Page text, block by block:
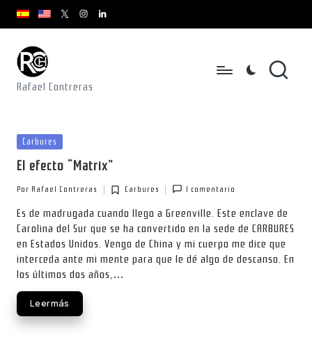
Saltar
contenido
youtube.com
youtube.comx.com/rafacontrerasch
instagram.com
youtube.com
Rafael Contreras
Publicada
en
Carbures
El efecto “Matrix”
por
Por Rafael Contreras
Publicada
en
Carbures 1 comentario
Es de madrugada cuando llego a Greenville. Este enclave de
Carolina del Sur que se ha convertido en la sede de CARBURES
en Estados Unidos. Vengo de China y mi cuerpo me dice que
interceda ante mi mente para que le dé algo de descanso. En
los últimos dos años,…
Leer más